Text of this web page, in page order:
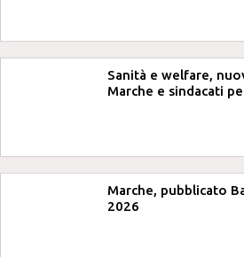
Sanità e welfare,
Marche e sindacati
Marche, pubblicato
2026